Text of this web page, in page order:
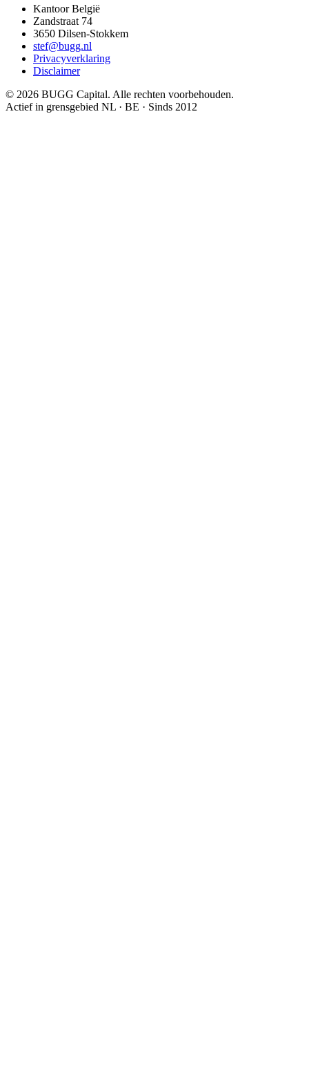
Kantoor België
Zandstraat 74
3650 Dilsen-Stokkem
stef@bugg.nl
Privacyverklaring
Disclaimer
© 2026 BUGG Capital. Alle rechten voorbehouden.
Actief in grensgebied NL · BE · Sinds 2012